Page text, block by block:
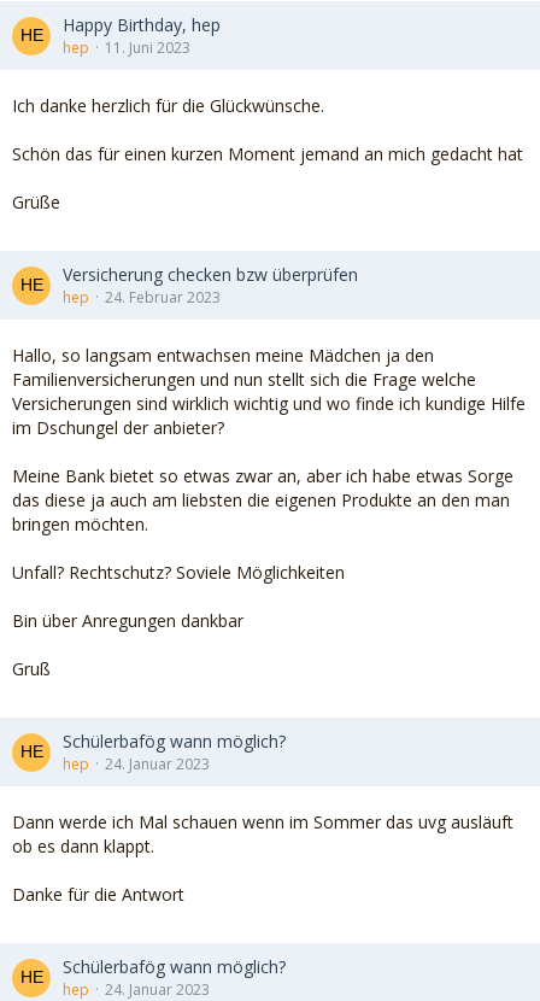
Happy Birthday, hep
hep 11. Juni 2023
Ich danke herzlich für die Glückwünsche.
Schön das für einen kurzen Moment jemand an mich gedacht hat
Grüße
Versicherung checken bzw überprüfen
hep 24. Februar 2023
Hallo, so langsam entwachsen meine Mädchen ja den
Familienversicherungen und nun stellt sich die Frage welche
Versicherungen sind wirklich wichtig und wo finde ich kundige Hilfe
im Dschungel der anbieter?
Meine Bank bietet so etwas zwar an, aber ich habe etwas Sorge
das diese ja auch am liebsten die eigenen Produkte an den man
bringen möchten.
Unfall? Rechtschutz? Soviele Möglichkeiten
Bin über Anregungen dankbar
Gruß
Schülerbafög wann möglich?
hep 24. Januar 2023
Dann werde ich Mal schauen wenn im Sommer das uvg ausläuft
ob es dann klappt.
Danke für die Antwort
Schülerbafög wann möglich?
hep 24. Januar 2023